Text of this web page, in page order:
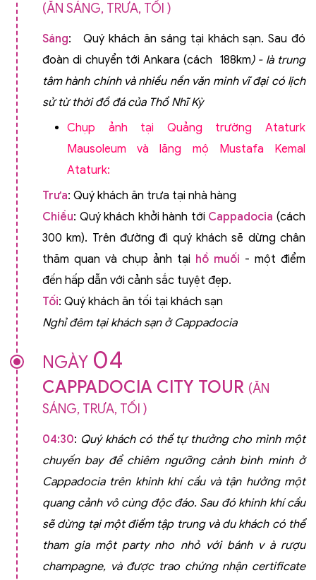
(ĂN SÁNG, TRƯA, TỐI )
Sáng: Quý khách ăn sáng tại khách sạn. Sau đó
đoàn di chuyển tới Ankara (cách 188km) - là trung
tâm hành chính và nhiều nền văn minh vĩ đại có lịch
sử từ thời đồ đá của Thổ Nhĩ Kỳ
Chụp ảnh tại Quảng trường Ataturk
Mausoleum và lăng mộ Mustafa Kemal
Ataturk:
Trưa: Quý khách ăn trưa tại nhà hàng
Chiều: Quý khách khởi hành tới Cappadocia (cách
300 km). Trên đường đi quý khách sẽ dừng chân
thăm quan và chụp ảnh tại hồ muối - một điểm
đến hấp dẫn với cảnh sắc tuyệt đẹp.
Tối: Quý khách ăn tối tại khách sạn
Nghỉ đêm tại khách sạn ở Cappadocia
NGÀY 04
CAPPADOCIA CITY TOUR (ĂN
SÁNG, TRƯA, TỐI )
04:30: Quý khách có thể tự thưởng cho mình một
chuyến bay để chiêm ngưỡng cảnh bình minh ở
Cappadocia trên khinh khí cầu và tận hưởng một
quang cảnh vô cùng độc đáo. Sau đó khinh khí cầu
sẽ dừng tại một điểm tập trung và du khách có thể
tham gia một party nho nhỏ với bánh v à rượu
champagne, và được trao chứng nhận certificate